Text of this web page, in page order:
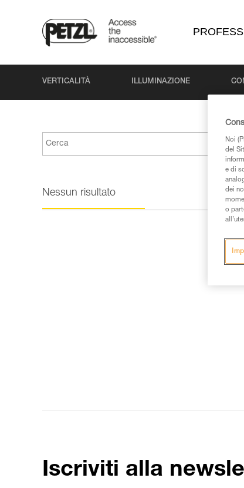
VERTICALITÀ ILLUMINAZIONE
Nessun risultato
Iscriviti alla
Noi
del
e di
dei
o